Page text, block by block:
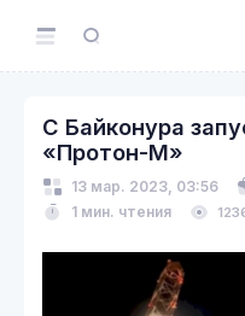
С Байконура
«Протон-М»
13 мар. 2023, 03:56
1 мин. чтения